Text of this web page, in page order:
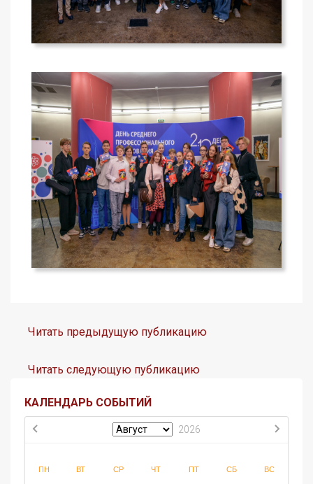
Читать предыдущую публикацию
Читать следующую публикацию
КАЛЕНДАРЬ СОБЫТИЙ
2026
ПН ВТ СР ЧТ ПТ СБ ВС